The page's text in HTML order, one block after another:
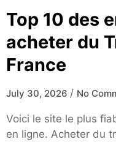
Top 10 des
acheter du
France
July 30, 2026 / No
Voici le site le plus
en ligne. Acheter du